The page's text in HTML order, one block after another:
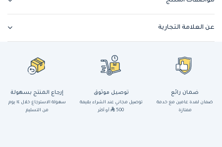
عن العلامة التجارية
ضمان رائع
ضمان لمدة عامين مع خدمة
ممتازة
توصيل موثوق
توصيل مجاني عند الشراء بقيمة
500
أو أكثر
إرجاع المنتج بسهولة
سهولة الاسترجاع خلال ١٤ يوم
من التسليم